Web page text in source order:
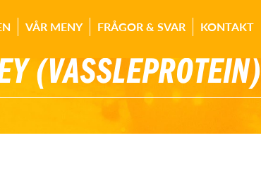
VÅR MENY FRÅGOR & SVAR KONTAKT
(VASSLEPROTEIN)